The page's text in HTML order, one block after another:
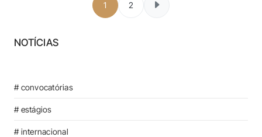
1 2
NOTÍCIAS
# convocatórias
# estágios
# internacional